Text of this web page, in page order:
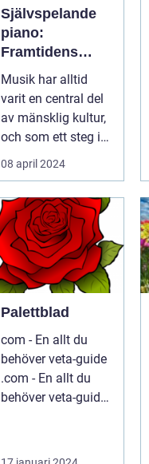
Självspelande
piano:
Framtidens
musikupplevels
Musik har alltid
varit en central del
av mänsklig kultur,
och som ett steg i
dess kontinuerliga...
08 april 2024
Palettblad
com - En allt du
behöver veta-guide
.com - En allt du
behöver veta-guide